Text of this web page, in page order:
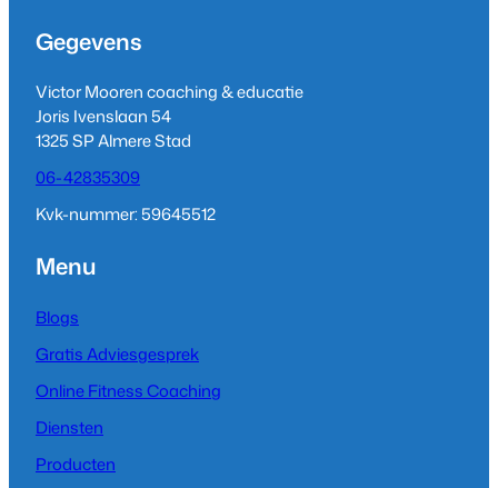
t
g
r
a
k
d
I
n
b
e
Gegevens
Victor Mooren coaching & educatie
Joris Ivenslaan 54
1325 SP Almere Stad
06-42835309
Kvk-nummer: 59645512
Menu
Blogs
Gratis Adviesgesprek
Online Fitness Coaching
Diensten
Producten